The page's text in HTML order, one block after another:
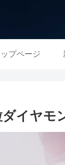
ップページ
イヤモ